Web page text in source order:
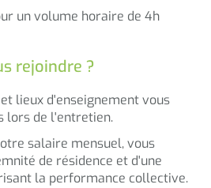
un volume horaire de 4h
rejoindre ?
lieux d'enseignement vous
lors de l'entretien.
salaire mensuel, vous
de résidence et d'une
la performance collective.